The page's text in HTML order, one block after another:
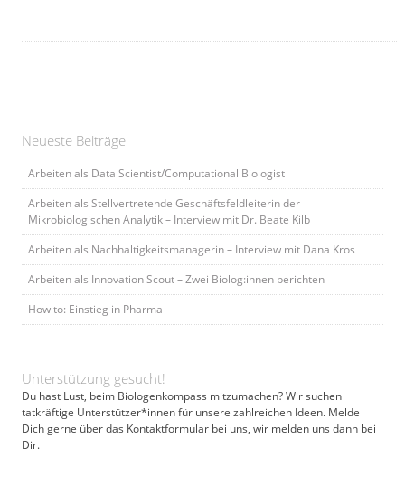
Neueste Beiträge
Arbeiten als Data Scientist/Computational Biologist
Arbeiten als Stellvertretende Geschäftsfeldleiterin der
Mikrobiologischen Analytik – Interview mit Dr. Beate Kilb
Arbeiten als Nachhaltigkeitsmanagerin – Interview mit Dana Kros
Arbeiten als Innovation Scout – Zwei Biolog:innen berichten
How to: Einstieg in Pharma
Unterstützung gesucht!
Du hast Lust, beim Biologenkompass mitzumachen? Wir suchen
tatkräftige Unterstützer*innen für unsere zahlreichen Ideen. Melde
Dich gerne über das Kontaktformular bei uns, wir melden uns dann bei
Dir.